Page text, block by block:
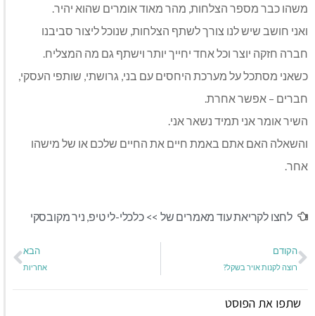
משהו כבר מספר הצלחות, מהר מאוד אומרים שהוא יהיר.
ואני חושב שיש לנו צורך לשתף הצלחות, שנוכל ליצור סביבנו
חברה חזקה יוצר וכל אחד יחייך יותר וישתף גם מה המצליח.
כשאני מסתכל על מערכת היחסים עם בני, גרושתי, שותפי העסקי,
חברים – אפשר אחרת.
השיר אומר אני תמיד נשאר אני.
והשאלה האם אתם באמת חיים את החיים שלכם או של מישהו
אחר.
לחצו לקריאת עוד מאמרים של >> כלכלי-לי טיפ, ניר מקובסקי
הקודם
רוצה לקנות אויר בשקל?
הבא
אחריות
שתפו את הפוסט